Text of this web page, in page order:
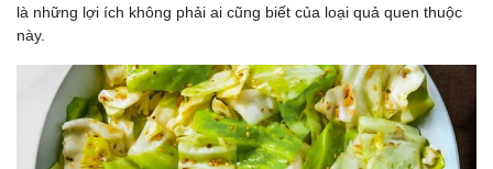
là những lợi ích không phải ai cũng biết của loại quả quen thuộc
này.